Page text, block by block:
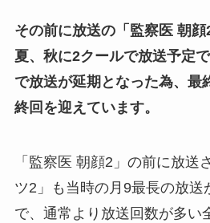
その前に放送の「監察医 朝
夏、秋に2クールで放送予定
で放送が延期となった為、最
終回を迎えています。
「監察医 朝顔2」の前に放送
ツ2」も当時の月9最長の放送
で、通常より放送回数が多い